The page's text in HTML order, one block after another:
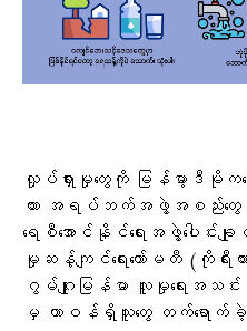
လှုပ်ရှားမှုတွေကို မြန်မာ့ဒီမိုကရ
ယား အရပ်ဘက်အဖွဲ့အစည်း
ရေစီအောင်နိုင်ရေးအဖွဲ့ပေါင်း
မှုဆန့်ကျင်ရေးကော်မတီ (ကိုရီးယ
ဂွမ်ဂျုးမြန်မာ လူမှုရေးအသ
မှ တာဝန်ရှိသူတွေ တက်ရောက်